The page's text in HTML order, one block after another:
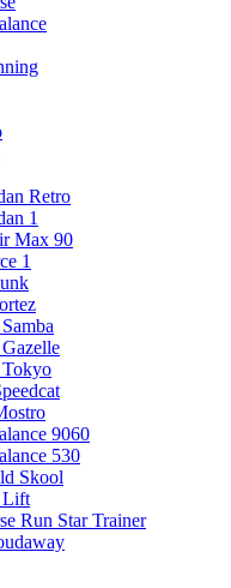
Retro
1
Max 90
1
9060
530
Skool
Lift
Run Star Trainer